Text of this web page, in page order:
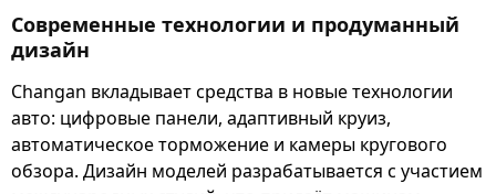
Современные технологии и продуманный
дизайн
Changan вкладывает средства в новые технологии
авто: цифровые панели, адаптивный круиз,
автоматическое торможение и камеры кругового
обзора. Дизайн моделей разрабатывается с участием